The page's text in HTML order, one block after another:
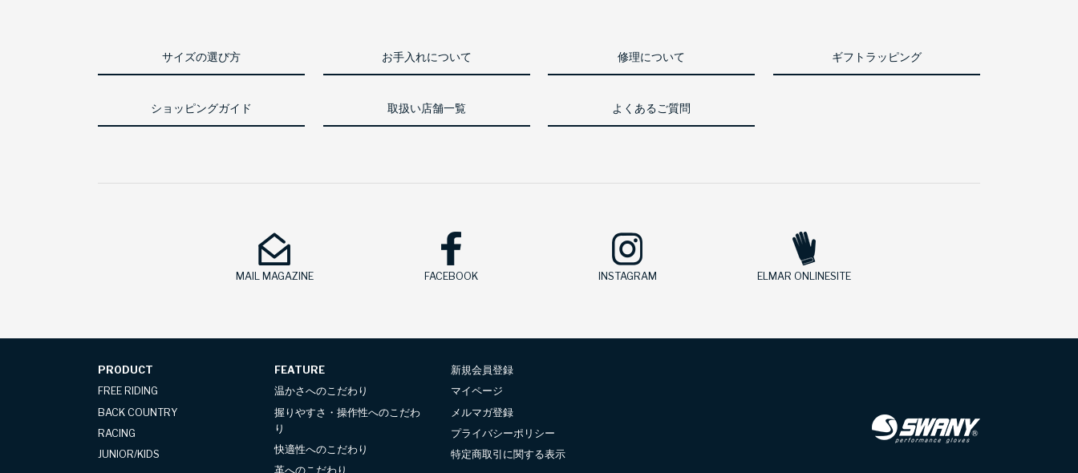
サイズの選び方 お手入れについて 修理について ギフトラッピング
ショッピングガイド 取扱い店舗一覧 よくあるご質問
MAIL MAGAZINE FACEBOOK INSTAGRAM ELMAR ONLINESITE
PRODUCT
FREE RIDING
BACK COUNTRY
RACING
JUNIOR/KIDS
FEATURE
温かさへのこだわり
握りやすさ・操作性へのこだわ
り
快適性へのこだわり
革へのこだわり
新規会員登録
マイページ
メルマガ登録
プライバシーポリシー
特定商取引に関する表示